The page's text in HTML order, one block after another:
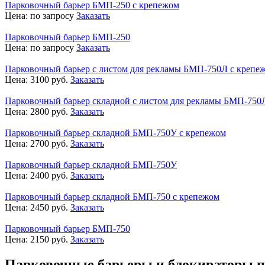
Парковочный барьер БМП-250 с крепежом
Цена: по запросу Заказать
Парковочный барьер БМП-250
Цена: по запросу Заказать
Парковочный барьер с листом для рекламы БМП-750Л с
Цена: 3100 руб. Заказать
Парковочный барьер складной с листом для рекламы БМП-
Цена: 2800 руб. Заказать
Парковочный барьер складной БМП-750У с крепежом
Цена: 2700 руб. Заказать
Парковочный барьер складной БМП-750У
Цена: 2400 руб. Заказать
Парковочный барьер складной БМП-750 с крепежом
Цена: 2450 руб. Заказать
Парковочный барьер БМП-750
Цена: 2150 руб. Заказать